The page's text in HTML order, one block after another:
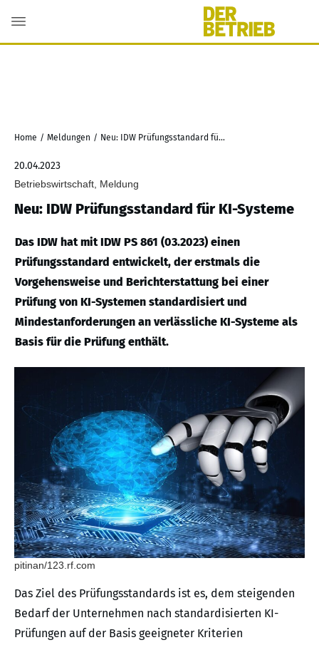
Home / Meldungen / Neu: IDW Prüfungsstandard für KI-Systeme
20.04.2023
Betriebswirtschaft, Meldung
Neu: IDW Prüfungsstandard für KI-Systeme
Das IDW hat mit IDW PS 861 (03.2023) einen
Prüfungsstandard entwickelt, der erstmals die
Vorgehensweise und Berichterstattung bei einer
Prüfung von KI-Systemen standardisiert und
Mindestanforderungen an verlässliche KI-Systeme als
Basis für die Prüfung enthält.
pitinan/123.rf.com
Das Ziel des Prüfungsstandards ist es, dem steigenden
Bedarf der Unternehmen nach standardisierten KI-
Prüfungen auf der Basis geeigneter Kriterien